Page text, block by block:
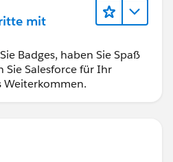
mit
Badges, haben Sie Spaß
Sie Salesforce für Ihr
Weiterkommen.